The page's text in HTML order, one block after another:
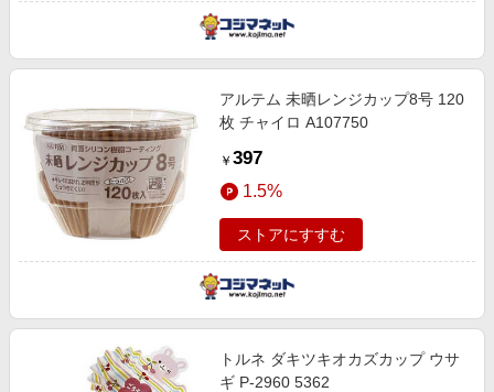
アルテム 未晒レンジカップ8号 120
枚 チャイロ A107750
￥ 397
1.5%
ストアにすすむ
トルネ ダキツキオカズカップ ウサ
ギ P-2960 5362